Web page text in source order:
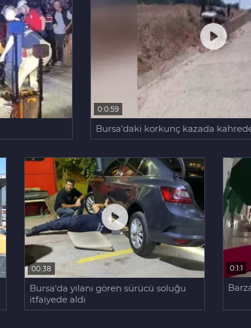
0:0:59
Bursa'daki korkunç kazada
00:38
Bursa'da yılanı gören sürücü soluğu
itfaiyede aldı
0:1:1